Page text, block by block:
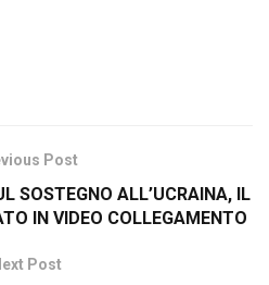
Post
SOSTEGNO ALL’UCRAINA, IL
IN VIDEO COLLEGAMENTO
Post